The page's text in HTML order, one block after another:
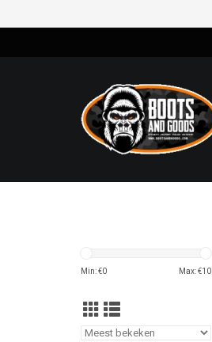
Min: €0 Max: €10